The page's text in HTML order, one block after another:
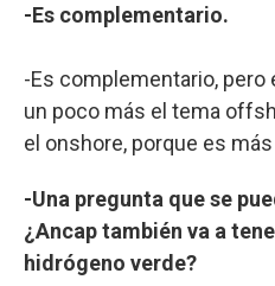
-Es complementario.
-Es complementario, pero
un poco más el tema
el onshore, porque es
-Una pregunta que se
¿Ancap también va a
hidrógeno verde?